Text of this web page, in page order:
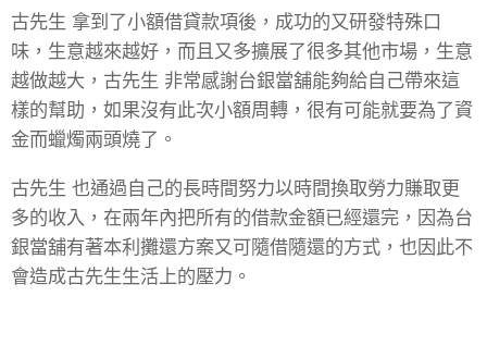
古先生 拿到了小額借貸款項後，成功的又研發特殊口
味，生意越來越好，而且又多擴展了很多其他市場，生意
越做越大，古先生 非常感謝台銀當舖能夠給自己帶來這
樣的幫助，如果沒有此次小額周轉，很有可能就要為了資
金而蠟燭兩頭燒了。
古先生 也通過自己的長時間努力以時間換取勞力賺取更
多的收入，在兩年內把所有的借款金額已經還完，因為台
銀當舖有著本利攤還方案又可隨借隨還的方式，也因此不
會造成古先生生活上的壓力。